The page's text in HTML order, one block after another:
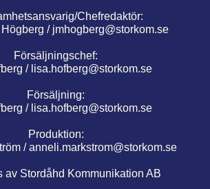
Chefredaktör:
/ jmhogberg@storkom.se
Försäljningschef:
/ lisa.hofberg@storkom.se
Försäljning:
/ lisa.hofberg@storkom.se
Produktion:
/anneli.markstrom@storkom.se
av Stordåhd Kommunikation AB